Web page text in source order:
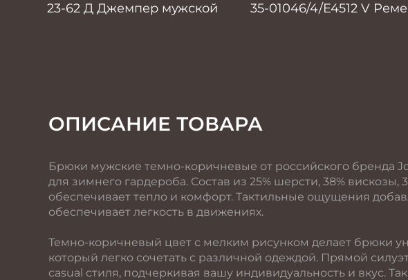
23-62 Д Джемпер мужской
35-01046/4/Е4512 V
ОПИСАНИЕ ТОВАРА
Брюки мужские темно-коричневые от российского бренда
для зимнего гардероба. Состав из 25% шерсти, 38% вискозы,
обеспечивает тепло и комфорт. Тактильные ощущения
обеспечивает легкость в движениях.
Темно-коричневый цвет с мелким рисунком делает брюки
который легко сочетать с различной одеждой. Прямой
casual стиля, подчеркивая вашу индивидуальность и вкус.